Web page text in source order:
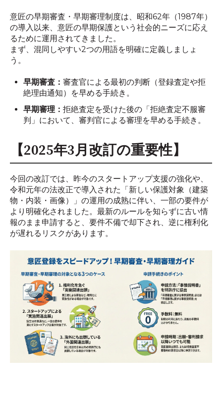
意匠の早期審査・早期審理制度は、昭和62年（1987年）
の導入以来、意匠の早期保護という社会的ニーズに応え
るために運用されてきました。
まず、混同しやすい2つの用語を明確に定義しましょ
う。
早期審査：審査官による最初の判断（登録査定や拒
絶理由通知）を早める手続き。
早期審理：拒絶査定を受けた後の「拒絶査定不服審
判」において、審判官による審理を早める手続き。
【2025年3月改訂の重要性】
今回の改訂では、昨今のスタートアップ支援の強化や、
令和元年の法改正で導入された「新しい保護対象（建築
物・内装・画像）」の運用の成熟に伴い、一部の要件が
より明確化されました。最新のルールを知らずに古い情
報のまま申請すると、要件不備で却下され、逆に権利化
が遅れるリスクがあります。